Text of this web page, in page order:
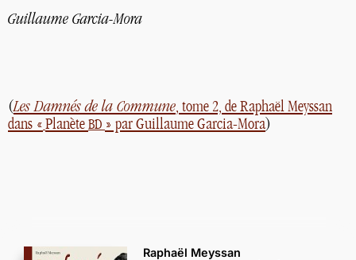
Guillaume Garcia-Mora
(Les Damnés de la Commune, tome 2, de Raphaël Meyssan
dans «Planète BD » par Guillaume Garcia-Mora)
Raphaël Meyssan